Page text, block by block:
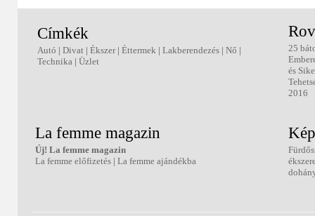
Címkék
Autó | Divat | Ékszer| Éttermek | Lakberendezés | Nő |
Technika | Üzlet
25
és
2016
La femme magazin
Új! La femme magazin
La femme előfizetés | La femme ajándékba